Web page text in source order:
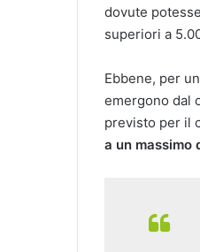
dovute
superiori a
Ebbene, per
emergono dal
previsto per il
a un